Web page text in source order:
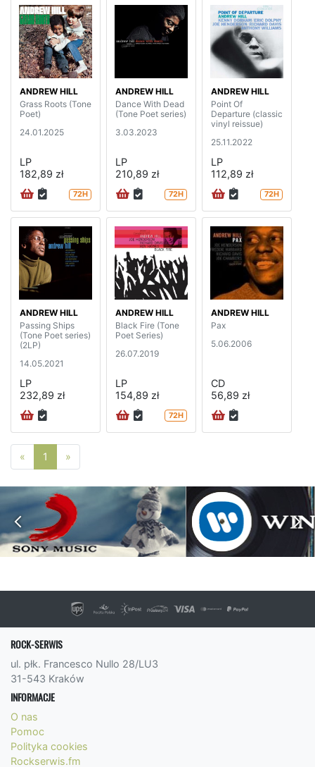
ANDREW HILL
Grass Roots (Tone
Poet)
24.01.2025
LP
182,89 zł
72H
ANDREW HILL
Dance With Dead
(Tone Poet series)
3.03.2023
LP
210,89 zł
72H
ANDREW HILL
Point Of
Departure (classic
vinyl reissue)
25.11.2022
LP
112,89 zł
72H
ANDREW HILL
Passing Ships
(Tone Poet series)
(2LP)
14.05.2021
LP
232,89 zł
ANDREW HILL
Black Fire (Tone
Poet Series)
26.07.2019
LP
154,89 zł
72H
ANDREW HILL
Pax
5.06.2006
CD
56,89 zł
« Poprzednia strona
1 »
ROCK-SERWIS
ul. płk. Francesco Nullo 28/LU3
31-543 Kraków
INFORMACJE
O nas
Pomoc
Polityka cookies
Rockserwis.fm